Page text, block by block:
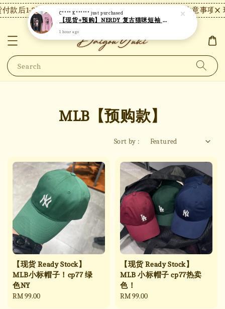
后1-2天内发货，24小时内未付款将自动取消。 【注意事项】
Search
MLB【预购款】
Sort by :
【现货 Ready Stock】
MLB小标帽子！cp77 绿
色NY
Regular
RM 99.00
【现货 Ready Stock】
MLB 小标帽子 cp77热卖
色！
Regular
RM 99.00